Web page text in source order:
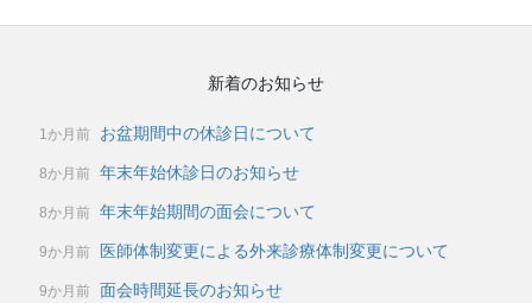
新着のお知らせ
1か月前 お盆期間中の休診日について
8か月前 年末年始休診日のお知らせ
8か月前 年末年始期間の面会について
9か月前 医師体制変更による外来診療体制変更について
9か月前 面会時間延長のお知らせ